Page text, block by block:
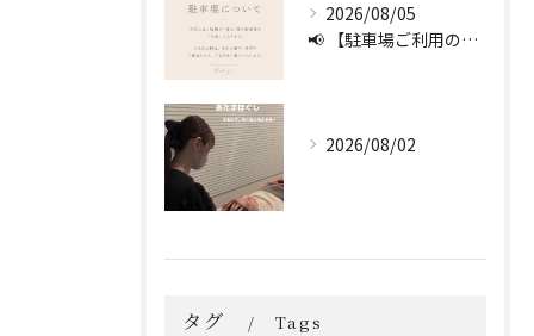
2026/08/05
📢 【駐車場ご利用のお願い】 🚗
2026/08/02
タグ Tags